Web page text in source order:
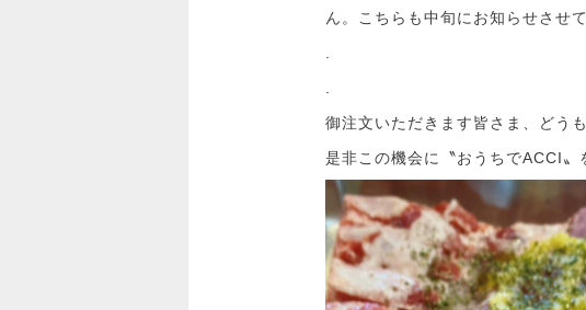
ん。こちらも中旬にお知らせさせ
御注文いただきます皆さま、どう
是非この機会に〝おうちでACCI〟